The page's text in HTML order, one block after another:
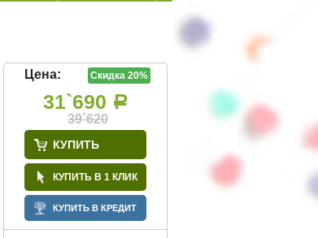
Цена:
31`690 Р
39`620
Скидка 20%
КУПИТЬ
КУПИТЬ В 1 КЛИК
КУПИТЬ В КРЕДИТ